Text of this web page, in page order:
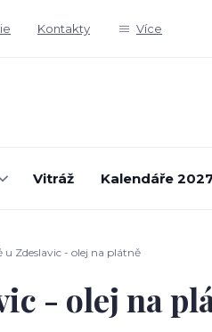
Kontakty Více
Vitráž Kalendáře
u Zdeslavic - olej na plátně
- olej na